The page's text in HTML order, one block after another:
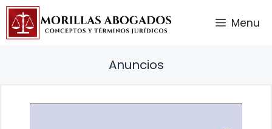
Saltar
contenido
Menu
Anuncios